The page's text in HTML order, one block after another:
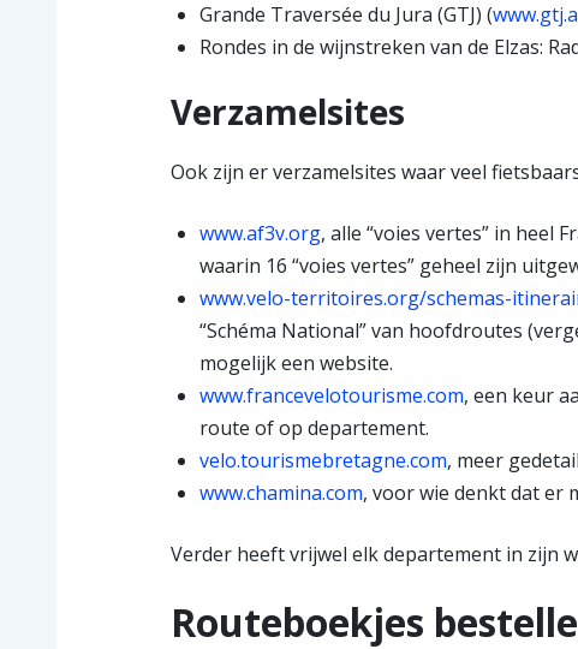
Grande Traversée du Jura (GTJ) (
Rondes in de wijnstreken van de Elzas:
Verzamelsites
Ook zijn er verzamelsites waar veel
www.af3v.org, alle “voies vertes” in heel
waarin 16 “voies vertes” geheel zijn
www.velo-territoires.org/schemas-
“Schéma National” van hoofdroutes
mogelijk een website.
www.francevelotourisme.com, een keur
route of op departement.
velo.tourismebretagne.com, meer
www.chamina.com, voor wie denkt dat er
Verder heeft vrijwel elk departement in zijn
Routeboekjes